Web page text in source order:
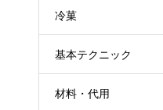
冷菓
基本テクニック
材料・代用